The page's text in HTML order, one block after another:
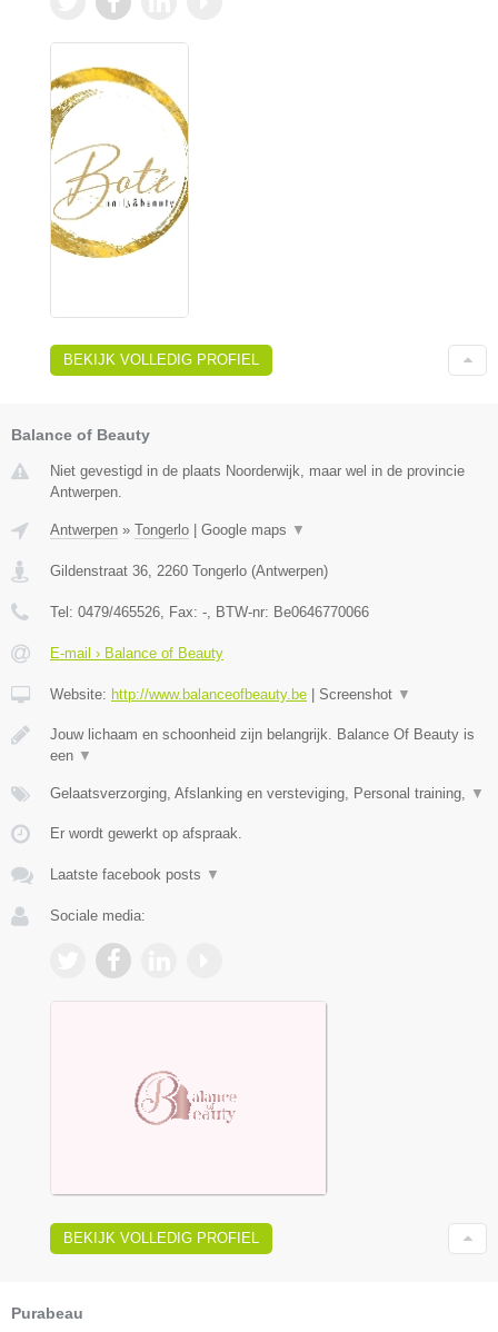
BEKIJK VOLLEDIG PROFIEL
Balance of Beauty
Niet gevestigd in de plaats Noorderwijk, maar wel in de provincie
Antwerpen.
Antwerpen » Tongerlo Google maps ▼
Gildenstraat 36 2260 Tongerlo (Antwerpen)
Tel: 0479/465526 , Fax: - , BTW-nr: Be0646770066
E-mail › Balance of Beauty
Website: http://www.balanceofbeauty.be Screenshot ▼
Jouw lichaam en schoonheid zijn belangrijk. Balance Of Beauty is
een ▼
Gelaatsverzorging, Afslanking en versteviging, Personal training, ▼
Er wordt gewerkt op afspraak.
Laatste facebook posts ▼
Sociale media:
BEKIJK VOLLEDIG PROFIEL
Purabeau